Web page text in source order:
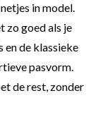
in model.
zo goed als je
en de klassieke
pasvorm.
de rest, zonder